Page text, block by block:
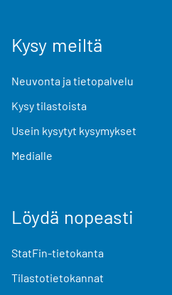
Kysy meiltä
Neuvonta ja tietopalvelu
Kysy tilastoista
Usein kysytyt kysymykset
Medialle
Löydä nopeasti
StatFin-tietokanta
Tilastotietokannat